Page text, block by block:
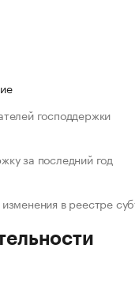
господдержки
за последний год
в реестре